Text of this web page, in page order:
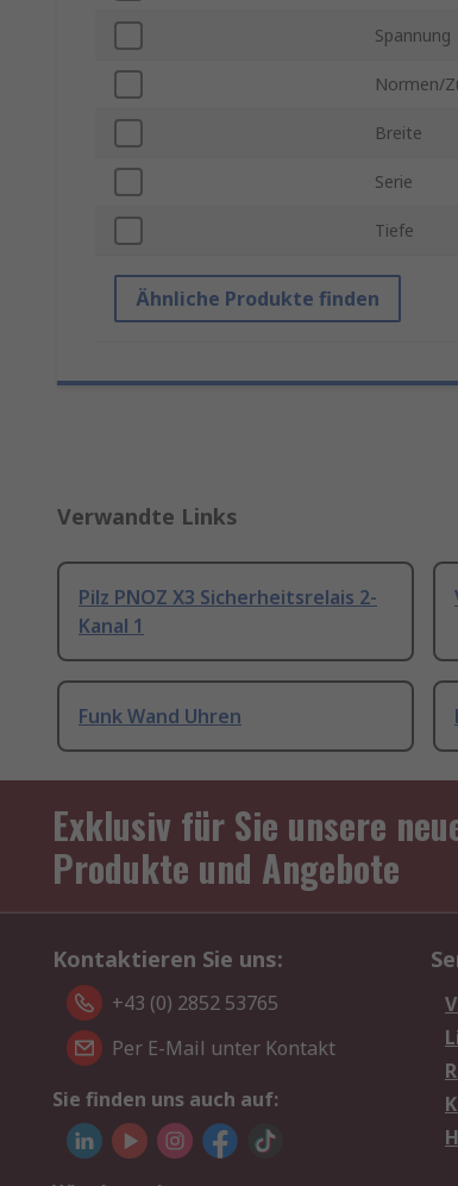
Spannung
Normen/
Breite
Serie
Tiefe
Ähnliche Produkte finden
Verwandte Links
Pilz PNOZ X3 Sicherheitsrelais 2-
Kanal 1
Funk Wand Uhren
Exklusiv für Sie unsere
Produkte und Angebote
Kontaktieren Sie uns:
+43 (0) 2852 53765
Per E-Mail unter Kontakt
Sie finden uns auch auf: